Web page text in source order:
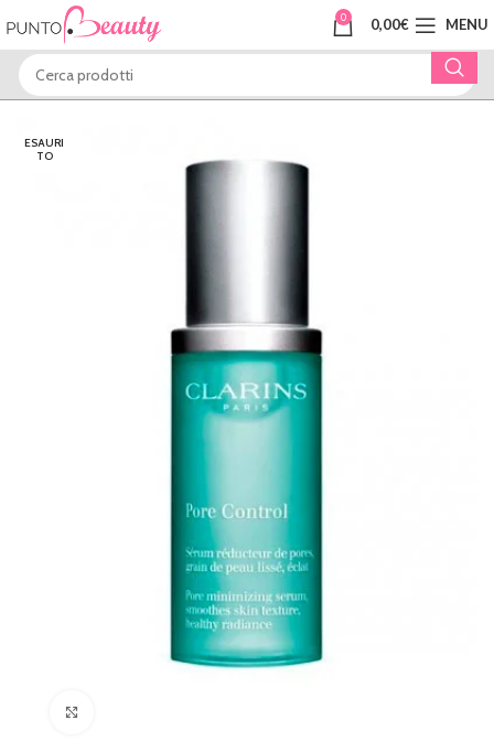
0 0,00€ MENU
ESAURI
TO